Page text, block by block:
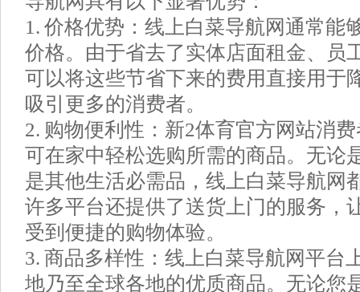
1. 价格优势：线上白菜导航网通常能
价格。由于省去了实体店面租金、员
可以将这些节省下来的费用直接用于
吸引更多的消费者。
2. 购物便利性：新2体育官方网站消
可在家中轻松选购所需的商品。无论
是其他生活必需品，线上白菜导航网
许多平台还提供了送货上门的服务，
受到便捷的购物体验。
3. 商品多样性：线上白菜导航网平台
地乃至全球各地的优质商品。无论您